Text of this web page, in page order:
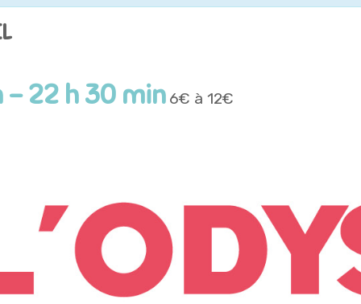
-22 h 30 min 6€ à 12€